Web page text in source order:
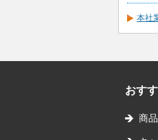
本社
おす
商